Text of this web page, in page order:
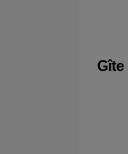
Gîte